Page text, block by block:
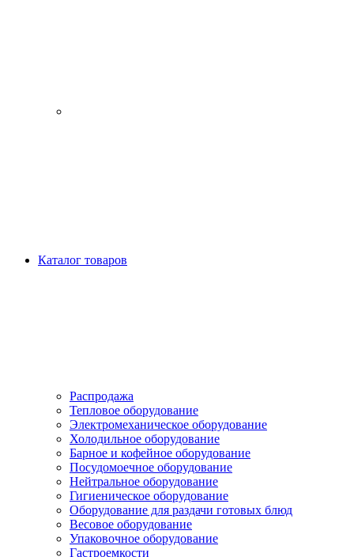
Каталог товаров
Распродажа
Тепловое оборудование
Электромеханическое оборудование
Холодильное оборудование
Барное и кофейное оборудование
Посудомоечное оборудование
Нейтральное оборудование
Гигиеническое оборудование
Оборудование для раздачи готовых блюд
Весовое оборудование
Упаковочное оборудование
Гастроемкости